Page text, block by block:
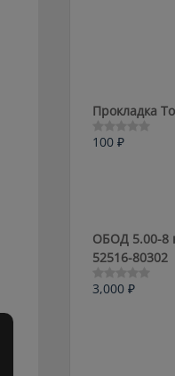
Прокладка
Оценка
100 ₽
ОБОД 5.00-8
52516-80302
Оценка
3,000 ₽